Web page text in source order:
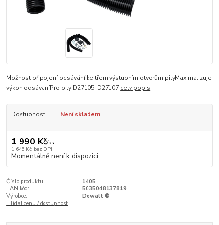
Možnost připojení odsávání ke třem výstupním otvorům pilyMaximalizuje
výkon odsáváníPro pily D27105, D27107 celý popis
Dostupnost Není skladem
1 990 Kč/ks
1 645 Kč bez DPH
Momentálně není k dispozici
Číslo produktu:
1405
EAN kód:
5035048137819
Výrobce:
Dewalt ®
Hlídat cenu / dostupnost